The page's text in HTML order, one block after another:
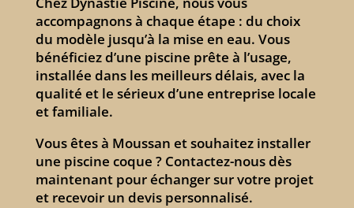
accompagnons à chaque étape : du choix
du modèle jusqu’à la mise en eau. Vous
bénéficiez d’une piscine prête à l’usage,
installée dans les meilleurs délais, avec la
qualité et le sérieux d’une entreprise locale
et familiale.
Vous êtes à Moussan et souhaitez installer
une piscine coque ? Contactez-nous dès
maintenant pour échanger sur votre projet
et recevoir un devis personnalisé.